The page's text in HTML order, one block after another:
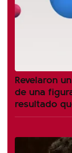
Revelaron
de una
resultado